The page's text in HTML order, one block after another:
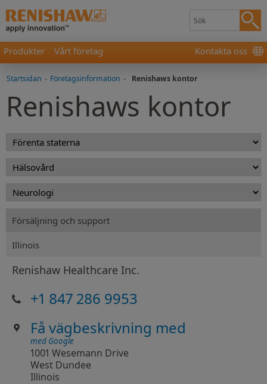
Produkter Vårt företag Kontakta oss
Startsidan - Företagsinformation - Renishaws kontor
Renishaws kontor
Försäljning och support
Illinois
Renishaw Healthcare Inc.
+1 847 286 9953
Få vägbeskrivning med
med Google
1001 Wesemann Drive
West Dundee
Illinois